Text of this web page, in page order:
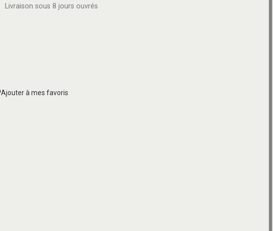
Livraison sous 8 jours ouvrés
Ajouter à mes favoris